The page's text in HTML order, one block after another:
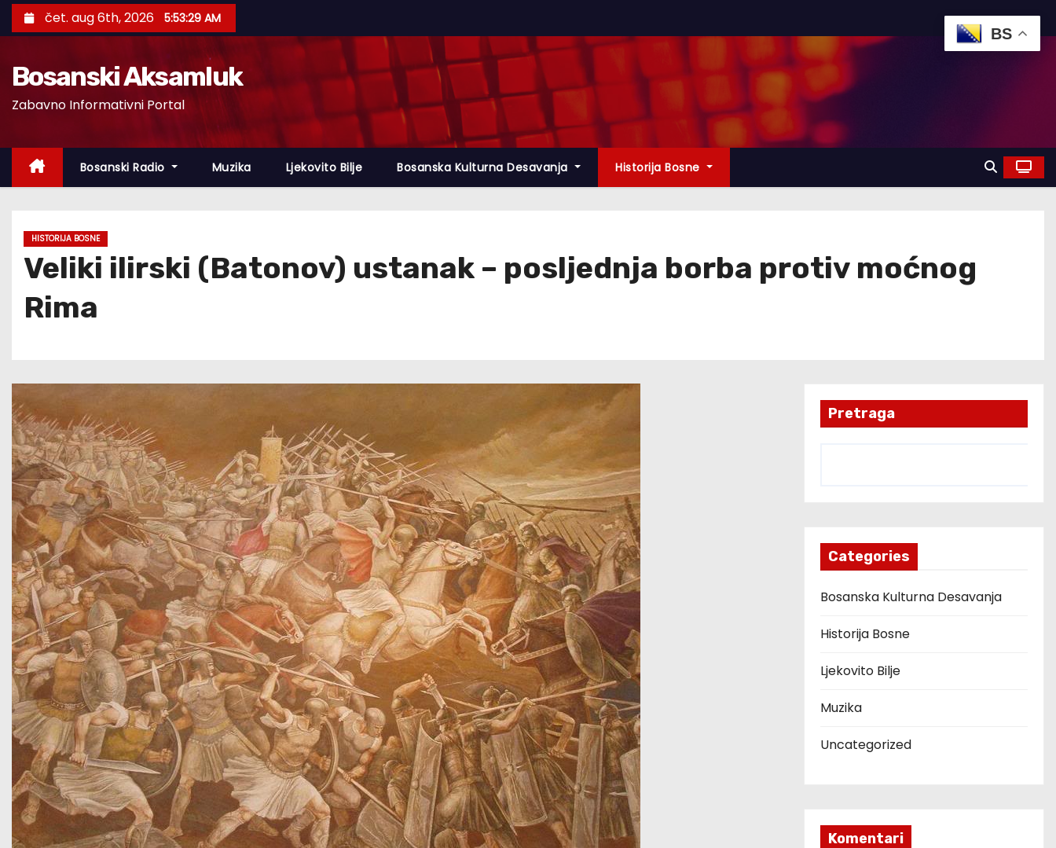
k
n
čet. aug 6th, 2026 5:53:30 AM
Bosanski Aksamluk
Zabavno Informativni Portal
Bosanski Radio Muzika Ljekovito Bilje Bosanska Kulturna Desavanja Historija Bosne
HISTORIJA BOSNE
Veliki ilirski (Batonov) ustanak – posljednja borba protiv moćnog
Rima
Pretraga
Categories
Bosanska Kulturna Desavanja
Historija Bosne
Ljekovito Bilje
Muzika
Uncategorized
Komentari
BS